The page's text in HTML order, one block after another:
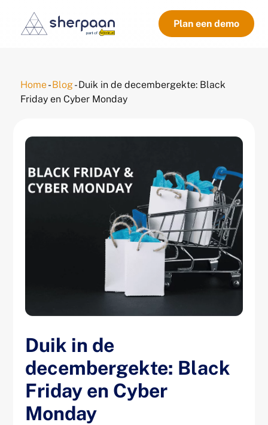
Plan een demo
Home-Blog-Duik in de decembergekte: Black
Friday en Cyber Monday
Duik in de
decembergekte: Black
Friday en Cyber
Monday